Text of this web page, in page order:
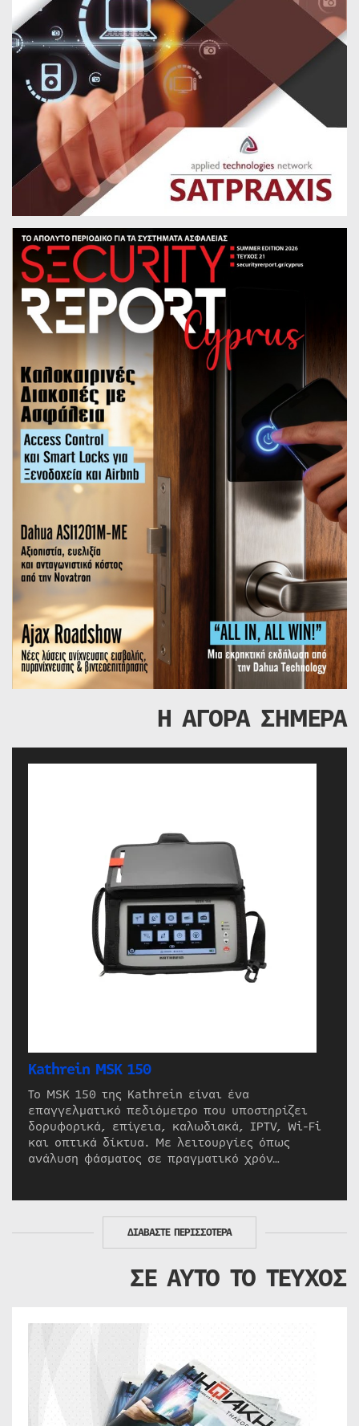
Η ΑΓΟΡΑ ΣΗΜΕΡΑ
Kathrein MSK 150
Το MSK 150 της Kathrein είναι ένα
επαγγελματικό πεδιόμετρο που υποστηρίζει
δορυφορικά, επίγεια, καλωδιακά, IPTV, Wi-Fi
και οπτικά δίκτυα. Με λειτουργίες όπως
ανάλυση φάσματος σε πραγματικό χρόν…
ΔΙΑΒΑΣΤΕ ΠΕΡΙΣΣΟΤΕΡΑ
ΣΕ ΑΥΤΟ ΤΟ ΤΕΥΧΟΣ